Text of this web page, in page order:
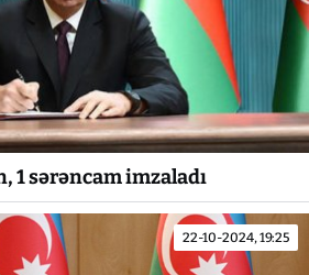
1 sərəncam imzaladı
22-10-2024, 19:25